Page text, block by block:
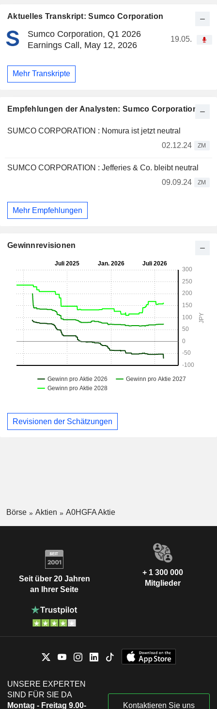
Aktuelles Transkript: Sumco Corporation
Sumco Corporation, Q1 2026
Earnings Call, May 12, 2026
19.05.
Mehr Transkripte
Empfehlungen der Analysten: Sumco Corporation
SUMCO CORPORATION : Nomura ist jetzt neutral
02.12.24
ZM
SUMCO CORPORATION : Jefferies & Co. bleibt neutral
09.09.24
ZM
Mehr Empfehlungen
Gewinnrevisionen
Revisionen der Schätzungen
Börse Aktien A0HGFA Aktie
Seit über 20 Jahren
an Ihrer Seite
+ 1 300 000
Mitglieder
UNSERE EXPERTEN
SIND FÜR SIE DA
Montag - Freitag 9.00-
Kontaktieren Sie uns